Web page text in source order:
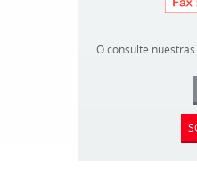
O consulte